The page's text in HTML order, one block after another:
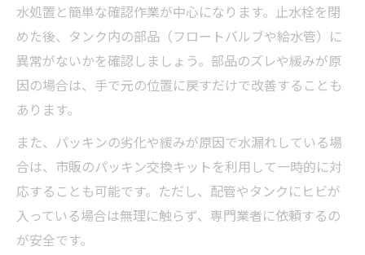
水処置と簡単な確認作業が中心になります。止水栓を閉
めた後、タンク内の部品（フロートバルブや給水管）に
異常がないかを確認しましょう。部品のズレや緩みが原
因の場合は、手で元の位置に戻すだけで改善することも
あります。
また、パッキンの劣化や緩みが原因で水漏れしている場
合は、市販のパッキン交換キットを利用して一時的に対
応することも可能です。ただし、配管やタンクにヒビが
入っている場合は無理に触らず、専門業者に依頼するの
が安全です。